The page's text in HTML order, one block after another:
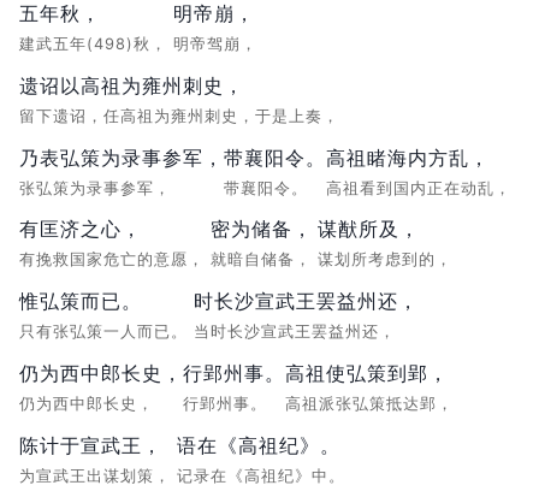
五年秋，
建武五年(498)秋，
明帝崩，
明帝驾崩，
遗诏以高祖为雍州刺史，
留下遗诏，任高祖为雍州刺史，于是上奏，
乃表弘策为录事参军，
张弘策为录事参军，
带襄阳令。
带襄阳令。
高祖睹海内方乱，
高祖看到国内正在动乱，
有匡济之心，
有挽救国家危亡的意愿，
密为储备，
就暗自储备，
谋猷所及，
谋划所考虑到的，
惟弘策而已。
只有张弘策一人而已。
时长沙宣武王罢益州还，
当时长沙宣武王罢益州还，
仍为西中郎长史，
仍为西中郎长史，
行郢州事。
行郢州事。
高祖使弘策到郢，
高祖派张弘策抵达郢，
陈计于宣武王，
为宣武王出谋划策，
语在《高祖纪》。
记录在《高祖纪》中。